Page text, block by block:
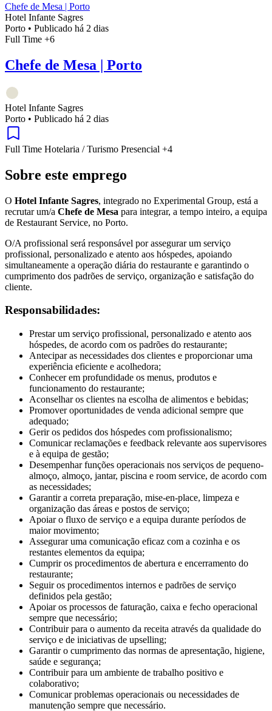
Chefe de Mesa | Porto
Hotel Infante Sagres
Porto • Publicado há 2 dias
Full Time +6
Chefe de Mesa | Porto
Hotel Infante Sagres
Porto • Publicado há 2 dias
Full Time Hotelaria / Turismo Presencial +4
Sobre este emprego
O Hotel Infante Sagres, integrado no Experimental Group, está a
recrutar um/a Chefe de Mesa para integrar, a tempo inteiro, a equipa
de Restaurant Service, no Porto.
O/A profissional será responsável por assegurar um serviço
profissional, personalizado e atento aos hóspedes, apoiando
simultaneamente a operação diária do restaurante e garantindo o
cumprimento dos padrões de serviço, organização e satisfação do
cliente.
Responsabilidades:
Prestar um serviço profissional, personalizado e atento aos
hóspedes, de acordo com os padrões do restaurante;
Antecipar as necessidades dos clientes e proporcionar uma
experiência eficiente e acolhedora;
Conhecer em profundidade os menus, produtos e
funcionamento do restaurante;
Aconselhar os clientes na escolha de alimentos e bebidas;
Promover oportunidades de venda adicional sempre que
adequado;
Gerir os pedidos dos hóspedes com profissionalismo;
Comunicar reclamações e feedback relevante aos supervisores
e à equipa de gestão;
Desempenhar funções operacionais nos serviços de pequeno-
almoço, almoço, jantar, piscina e room service, de acordo com
as necessidades;
Garantir a correta preparação, mise-en-place, limpeza e
organização das áreas e postos de serviço;
Apoiar o fluxo de serviço e a equipa durante períodos de
maior movimento;
Assegurar uma comunicação eficaz com a cozinha e os
restantes elementos da equipa;
Cumprir os procedimentos de abertura e encerramento do
restaurante;
Seguir os procedimentos internos e padrões de serviço
definidos pela gestão;
Apoiar os processos de faturação, caixa e fecho operacional
sempre que necessário;
Contribuir para o aumento da receita através da qualidade do
serviço e de iniciativas de upselling;
Garantir o cumprimento das normas de apresentação, higiene,
saúde e segurança;
Contribuir para um ambiente de trabalho positivo e
colaborativo;
Comunicar problemas operacionais ou necessidades de
manutenção sempre que necessário.